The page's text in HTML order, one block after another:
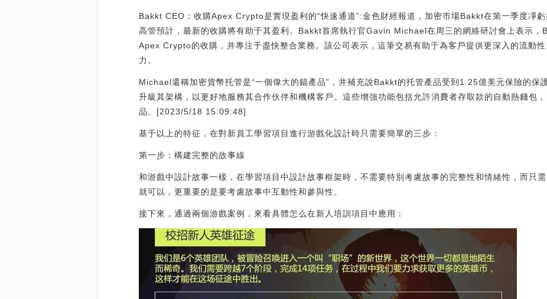
Bakkt CEO：收購Apex Crypto是實現盈利的“快速通道”:金色財經報道，加密市場Bakkt在第一季度凈
高管預計，最新的收購將有助于其盈利。Bakkt首席執行官Gavin Michael在周三的網絡研討會上表示，
Apex Crypto的收購，并專注于盡快整合業務。該公司表示，這筆交易有助于為客戶提供更深入的流動
力。
Michael還稱加密貨幣托管是“一個偉大的錨產品”，并補充說Bakkt的托管產品受到1.25億美元保險的保
升級其架構，以更好地服務其合作伙伴和機構客戶。這些增強功能包括允許消費者存取款的自動熱錢包
品。[2023/5/18 15:09:48]
基于以上的特征，在對新員工學習項目進行游戲化設計時只需要簡單的三步：
第一步：構建完整的故事線
和游戲中設計故事一樣，在學習項目中設計故事框架時，不需要特別考慮故事的完整性和情緒性，而只
就可以，更重要的是要考慮故事中互動性和參與性。
接下來，通過兩個游戲案例，來看具體怎么在新人培訓項目中應用：